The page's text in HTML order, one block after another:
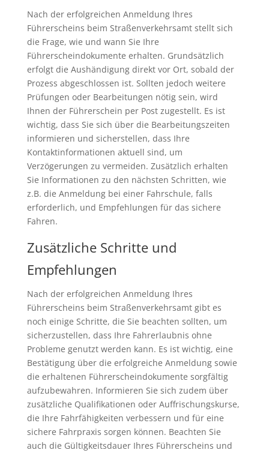
Nach der erfolgreichen Anmeldung Ihres
Führerscheins beim Straßenverkehrsamt stellt sich
die Frage, wie und wann Sie Ihre
Führerscheindokumente erhalten. Grundsätzlich
erfolgt die Aushändigung direkt vor Ort, sobald der
Prozess abgeschlossen ist. Sollten jedoch weitere
Prüfungen oder Bearbeitungen nötig sein, wird
Ihnen der Führerschein per Post zugestellt. Es ist
wichtig, dass Sie sich über die Bearbeitungszeiten
informieren und sicherstellen, dass Ihre
Kontaktinformationen aktuell sind, um
Verzögerungen zu vermeiden. Zusätzlich erhalten
Sie Informationen zu den nächsten Schritten, wie
z.B. die Anmeldung bei einer Fahrschule, falls
erforderlich, und Empfehlungen für das sichere
Fahren.
Zusätzliche Schritte und
Empfehlungen
Nach der erfolgreichen Anmeldung Ihres
Führerscheins beim Straßenverkehrsamt gibt es
noch einige Schritte, die Sie beachten sollten, um
sicherzustellen, dass Ihre Fahrerlaubnis ohne
Probleme genutzt werden kann. Es ist wichtig, eine
Bestätigung über die erfolgreiche Anmeldung sowie
die erhaltenen Führerscheindokumente sorgfältig
aufzubewahren. Informieren Sie sich zudem über
zusätzliche Qualifikationen oder Auffrischungskurse,
die Ihre Fahrfähigkeiten verbessern und für eine
sichere Fahrpraxis sorgen können. Beachten Sie
auch die Gültigkeitsdauer Ihres Führerscheins und